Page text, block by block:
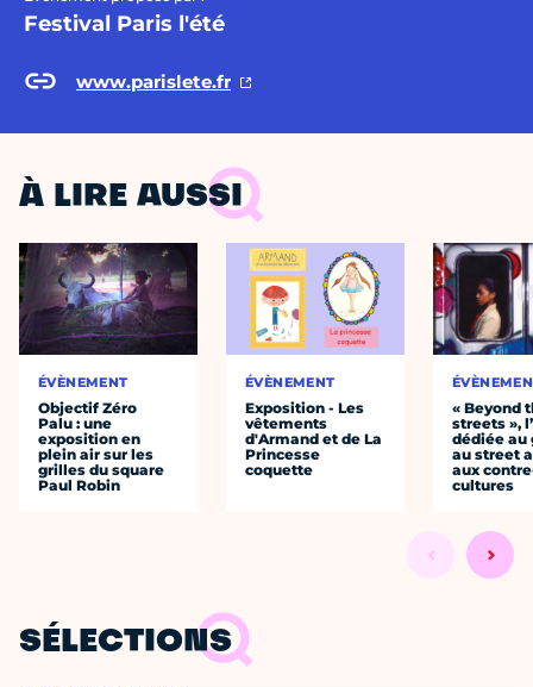
Festival Paris l'été
www.parislete.fr
À LIRE AUSSI
ÉVÈNEMENT
Objectif Zéro
Palu : une
exposition en
plein air sur les
grilles du square
Paul Robin
ÉVÈNEMENT
Exposition - Les
vêtements
d'Armand et de La
Princesse
coquette
« Beyond
streets »,
dédiée au
au street
aux
cultures
SÉLECTIONS